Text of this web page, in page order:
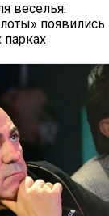
веселья:
появились